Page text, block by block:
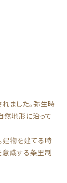
ました。弥生時
地形に沿って
建物を建てる時
意識する条里制